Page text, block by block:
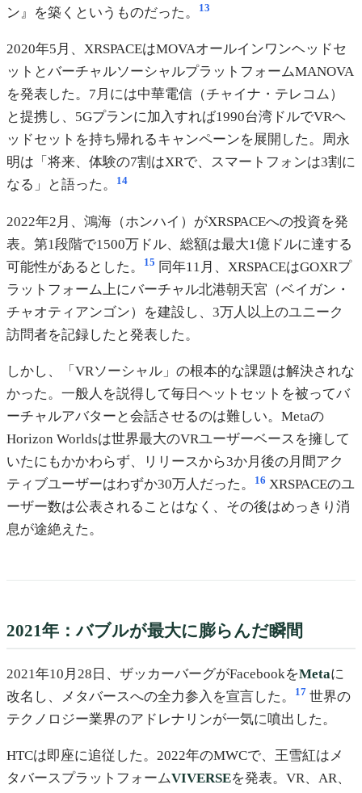
ン』を築くというものだった。
13
2020年5月、XRSPACEはMOVAオールインワンヘッドセ
ットとバーチャルソーシャルプラットフォームMANOVA
を発表した。7月には中華電信（チャイナ・テレコム）
と提携し、5Gプランに加入すれば1990台湾ドルでVRヘ
ッドセットを持ち帰れるキャンペーンを展開した。周永
明は「将来、体験の7割はXRで、スマートフォンは3割に
なる」と語った。
14
2022年2月、鴻海（ホンハイ）がXRSPACEへの投資を発
表。第1段階で1500万ドル、総額は最大1億ドルに達する
可能性があるとした。
15 同年11月、XRSPACEはGOXRプ
ラットフォーム上にバーチャル北港朝天宮（ベイガン・
チャオティアンゴン）を建設し、3万人以上のユニーク
訪問者を記録したと発表した。
しかし、「VRソーシャル」の根本的な課題は解決されな
かった。一般人を説得して毎日ヘットセットを被ってバ
ーチャルアバターと会話させるのは難しい。Metaの
Horizon Worldsは世界最大のVRユーザーベースを擁して
いたにもかかわらず、リリースから3か月後の月間アク
ティブユーザーはわずか30万人だった。
16 XRSPACEのユ
ーザー数は公表されることはなく、その後はめっきり消
息が途絶えた。
2021年：バブルが最大に膨らんだ瞬間
2021年10月28日、ザッカーバーグがFacebookをMetaに
改名し、メタバースへの全力参入を宣言した。
17 世界の
テクノロジー業界のアドレナリンが一気に噴出した。
HTCは即座に追従した。2022年のMWCで、王雪紅はメ
タバースプラットフォームVIVERSEを発表。VR、AR、